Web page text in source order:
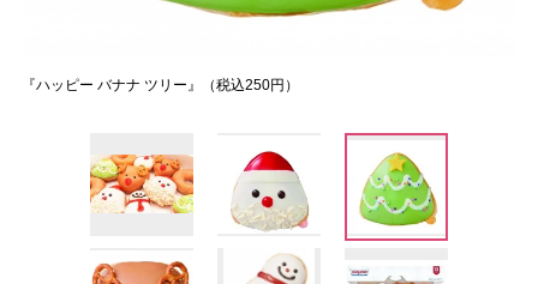
『ハッピー バナナ ツリー』（税込250円）